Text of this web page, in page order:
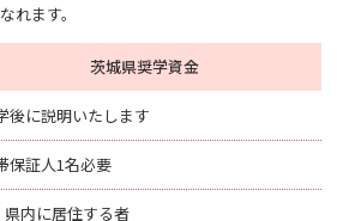
れます。
茨城県奨学資金
後に説明いたします
保証人1名必要
県内に居住する者